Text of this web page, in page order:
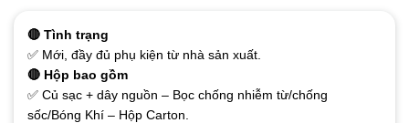
🔴 Tình trạng
✅ Mới, đầy đủ phụ kiện từ nhà sản xuất.
🔴 Hộp bao gồm
✅ Củ sạc + dây nguồn – Bọc chống nhiễm từ/chống
sốc/Bóng Khí – Hộp Carton.